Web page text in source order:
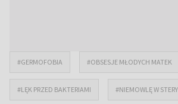
#GERMOFOBIA #OBSESJE MŁODYCH MATEK
#LĘK PRZED BAKTERIAMI #NIEMOWLĘ W